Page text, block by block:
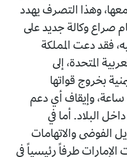
معها، وهذا التصرف يهدد
صراع وكالة جديد على
فقد دعت المملكة
المتحدة، إلى
بخروج قواتها
العسكرية من اليمن، خلال 24 ساعة، وإيقاف أي دعم
البلاد. أما في
الفوضى والاتهامات
الإمارات طرفاً رئيسياً في